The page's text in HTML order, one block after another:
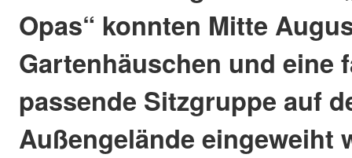
Opas“ konnten Mitte
Gartenhäuschen und eine
passende Sitzgruppe auf
Außengelände eingeweiht